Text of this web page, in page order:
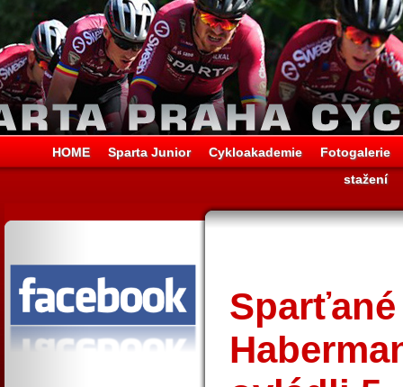
HOME Sparta Junior Cykloakademie
Fotogalerie
stažení